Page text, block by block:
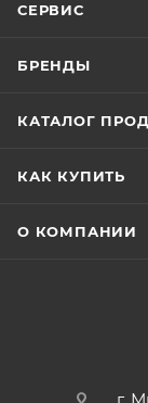
СЕРВИС
БРЕНДЫ
КАТАЛОГ
КАК КУПИТЬ
О КОМПАНИИ